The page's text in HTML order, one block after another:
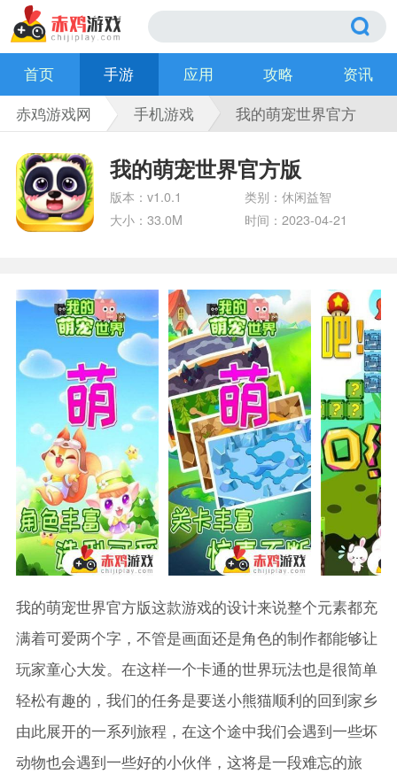
首页 手游 应用 攻略
资讯
赤鸡游戏网
手机游戏
我的萌宠世界官方
我的萌宠世界官方版
版本：v1.0.1
类别：休闲益智
大小：33.0M
时间：2023-04-21
我的萌宠世界官方版这款游戏的设计来说整个元素都充
满着可爱两个字，不管是画面还是角色的制作都能够让
玩家童心大发。在这样一个卡通的世界玩法也是很简单
轻松有趣的，我们的任务是要送小熊猫顺利的回到家乡
由此展开的一系列旅程，在这个途中我们会遇到一些坏
动物也会遇到一些好的小伙伴，这将是一段难忘的旅